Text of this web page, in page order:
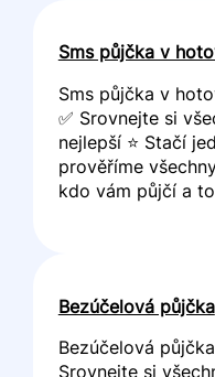
Sms půjčka v
Sms půjčka v
✅ Srovnejte si
nejlepší ⭐ Stačí
prověříme
kdo vám půjčí a
Bezúčelová půjčka
Bezúčelová
Srovnejte si